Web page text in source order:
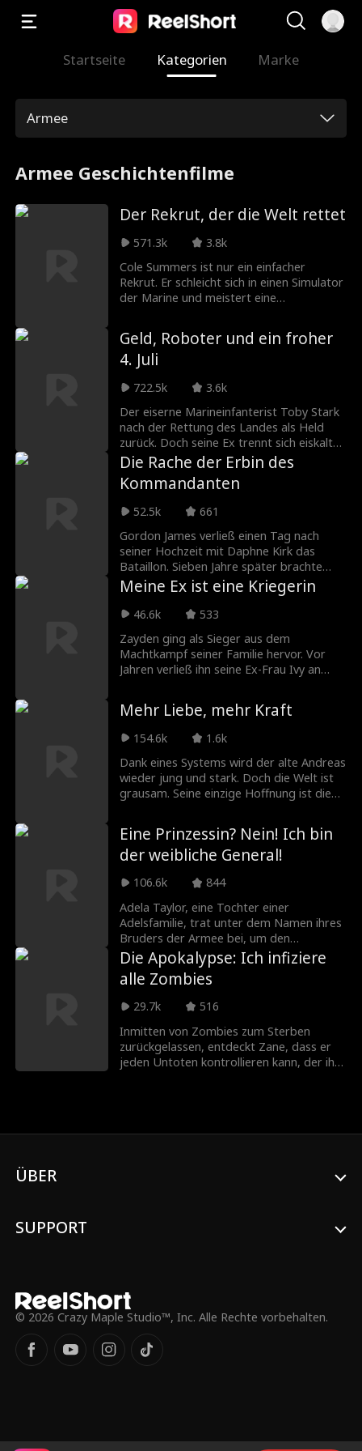
Startseite Kategorien Marke
Armee
Armee Geschichtenfilme
Der Rekrut, der die Welt rettet
571.3k
3.8k
Cole Summers ist nur ein einfacher
Rekrut. Er schleicht sich in einen Simulator
der Marine und meistert eine
Plötzlich ist er die letzte Hoffnung, den
nächsten Weltkrieg zu verhindern. Doch
erst muss er sich mit korrupten Politikern,
beschmutzten Familiengeschichte
herumschlagen.
Geld, Roboter und ein froher
4. Juli
722.5k
3.6k
Der eiserne Marineinfanterist Toby Stark
nach der Rettung des Landes als Held
zurück. Doch seine Ex trennt sich eiskalt
von ihm, ohne zu wissen, dass er der
reichste Mann der Welt ist! Wie wird Toby
sich an ihr rächen?
Die Rache der Erbin des
Kommandanten
52.5k
661
Gordon James verließ einen Tag nach
seiner Hochzeit mit Daphne Kirk das
Bataillon. Sieben Jahre später brachte
Daphne ihren Sohn Freddy in Gordons
Lager, um seinen Vater kennenzulernen.
Dort erfuhr sie, dass er im Lager eine
mit seiner neuen Frau Flora und deren
Mutter Jane führten dazu, dass Freddy
auf der Reise starb. Daphne schwor, ihren
Simon Kirk, zu rächen. Gordon tötete
Jane, um die Gunst seines mächtigen
Schwiegervaters zu gewinnen, nur um von
Selbstmord beging.
Meine Ex ist eine Kriegerin
46.6k
533
Zayden ging als Sieger aus dem
Machtkampf seiner Familie hervor. Vor
Jahren verließ ihn seine Ex-Frau Ivy an
sie noch immer und fordert aus Rache
eine erneute Heirat. Was er nicht weiß:
Die einst so unscheinbare Ivy ist in
Wahrheit eine furchtlose Kriegerin auf
Friedensmission. Nun kehrt sie gestärkt
zurück und nimmt Zaydens
Herausforderung an. Sie ist nicht mehr
Mehr Liebe, mehr Kraft
154.6k
1.6k
Dank eines Systems wird der alte Andreas
wieder jung und stark. Doch die Welt ist
grausam. Seine einzige Hoffnung ist die
und in Tarnung infiltrieren sie die Armee.
Auf seinem Weg vom Ackerland zum
Schlachtfeld findet er nicht nur Macht,
die ihm übernatürliche Stärke verleihen.
Eine Prinzessin? Nein! Ich bin
der weibliche General!
106.6k
844
Adela Taylor, eine Tochter einer
Adelsfamilie, trat unter dem Namen ihres
Bruders der Armee bei, um den
Herzogstitel der Familie zu sichern. Sie
erzielte beispiellosen Erfolg, doch als sie
siegreich zurückkehrte, stahl ihr Bruder
ihren Ruhm. Sie wurde zur Heirat
gezwungen, und ihr Bruder tötete sie.
Unerwartet wurde sie als Prinzessin
wiedergeboren. Dann begann sie ihren
Rachefeldzug...
Die Apokalypse: Ich infiziere
alle Zombies
29.7k
516
Inmitten von Zombies zum Sterben
zurückgelassen, entdeckt Zane, dass er
jeden Untoten kontrollieren kann, der ihn
zu seinem Reich.
ÜBER
SUPPORT
© 2026 Crazy Maple Studio™, Inc. Alle Rechte vorbehalten.